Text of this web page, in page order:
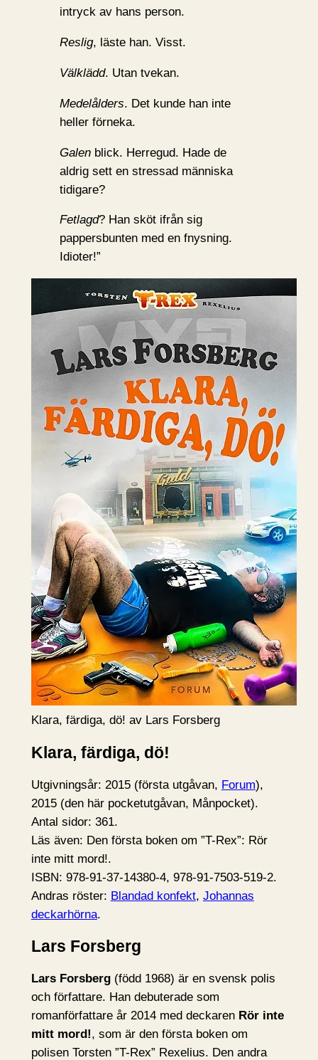
intryck av hans person.
Reslig, läste han. Visst.
Välklädd. Utan tvekan.
Medelålders. Det kunde han inte
heller förneka.
Galenblick. Herregud. Hade de
aldrig sett en stressad människa
tidigare?
Fetlagd? Han sköt ifrån sig
pappersbunten med en fnysning.
Idioter!”
Klara, färdiga, dö! av Lars Forsberg
Klara, färdiga, dö!
Utgivningsår: 2015 (första utgåvan, Forum),
2015 (den här pocketutgåvan, Månpocket).
Antal sidor: 361.
Läs även: Den första boken om ”T-Rex”: Rör
inte mitt mord!.
ISBN: 978-91-37-14380-4, 978-91-7503-519-2.
Andras röster: Blandad konfekt, Johannas
deckarhörna.
Lars Forsberg
Lars Forsberg(född 1968) är en svensk polis
och författare. Han debuterade som
romanförfattare år 2014 med deckaren Rör inte
mitt mord!, som är den första boken om
polisen Torsten ”T-Rex” Rexelius. Den andra